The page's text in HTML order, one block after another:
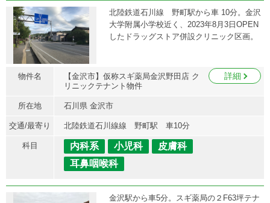
北陸鉄道石川線 野町駅から車 10分。金沢
大学附属小学校近く、2023年8月3日OPEN
したドラッグストア併設クリニック区画。
物件名
【金沢市】仮称スギ薬局金沢野田店 ク
リニックテナント物件
詳細
所在地 石川県 金沢市
交通/最寄り 北陸鉄道石川線線 野町駅 車10分
科目 内科系 小児科
皮膚科
耳鼻咽喉科
金沢駅から車5分。スギ薬局の２F63坪テナ